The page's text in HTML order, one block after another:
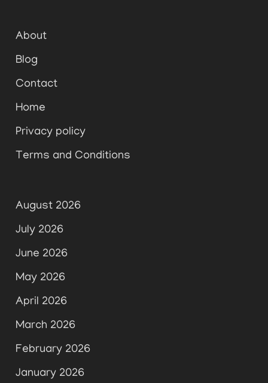
About
Blog
Contact
Home
Privacy policy
Terms and Conditions
August 2026
July 2026
June 2026
May 2026
April 2026
March 2026
February 2026
January 2026